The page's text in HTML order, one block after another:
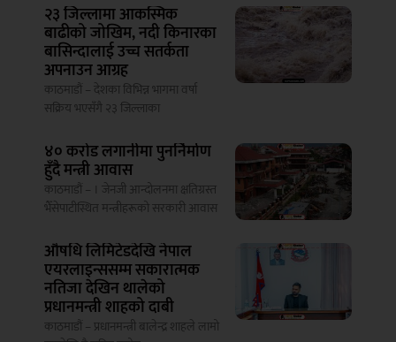
२३ जिल्लामा आकस्मिक
बाढीको जोखिम, नदी किनारका
बासिन्दालाई उच्च सतर्कता
अपनाउन आग्रह
काठमाडौं – देशका विभिन्न भागमा वर्षा
सक्रिय भएसँगै २३ जिल्लाका
४० करोड लगानीमा पुनर्निर्माण
हुँदै मन्त्री आवास
काठमाडौं – । जेनजी आन्दोलनमा क्षतिग्रस्त
भैँसेपाटीस्थित मन्त्रीहरूको सरकारी आवास
औषधि लिमिटेडदेखि नेपाल
एयरलाइन्ससम्म सकारात्मक
नतिजा देखिन थालेको
प्रधानमन्त्री शाहको दाबी
काठमाडौं – प्रधानमन्त्री बालेन्द्र शाहले लामो